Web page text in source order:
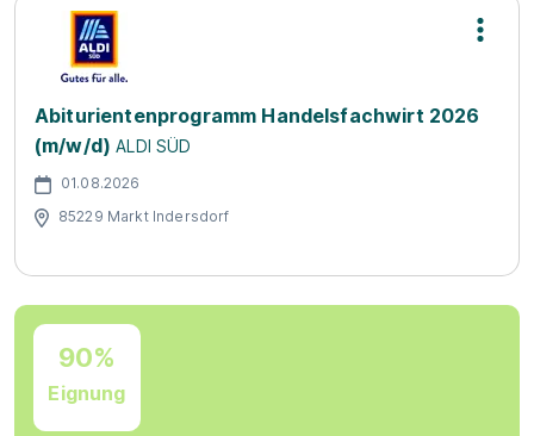
Abiturientenprogramm Handelsfachwirt 2026
(m/w/d) ALDI SÜD
01.08.2026
85229 Markt Indersdorf
90%
Eignung